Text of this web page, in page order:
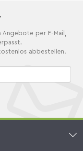
Angebote per E-Mail,
abbestellen.